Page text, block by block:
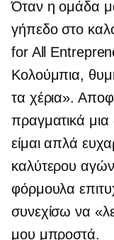
Όταν η ομάδα
γήπεδο στο
for All
Κολούμπια,
τα χέρια».
πραγματικά μια
είμαι απλά
καλύτερου
φόρμουλα
συνεχίσω να
μου μπροστά.